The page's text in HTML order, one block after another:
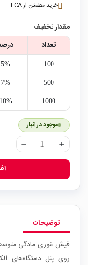
خرید مطمئن از ECA
مقدار تخفیف
تعداد
100
5%
500
7%
1000
10%
موجود در انبار
remove add
توضیحات
فیش مَوزی مادگی
روی پنل دستگاه‌های